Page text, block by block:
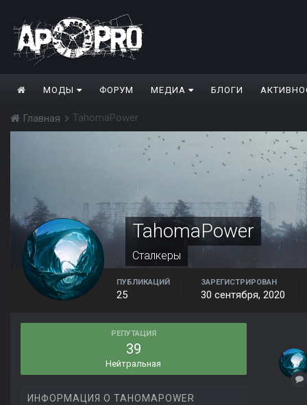
МОДЫ ФОРУМ МЕДИА БЛОГИ
Главная TahomaPower
TahomaPower
Сталкеры
ПУБЛИКАЦИЙ
25
ЗАРЕГИСТРИРОВАН
30 сентября, 2020
РЕПУТАЦИЯ
39
Нейтральная
ИНФОРМАЦИЯ О TAHOMAPOWER